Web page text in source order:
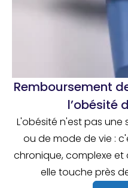
Remboursement
l’obésité
L'obésité n'est pas
ou de mode de vie :
chronique, complexe et
elle touche près